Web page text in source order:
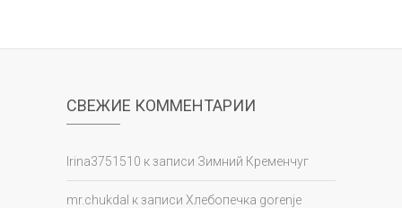
СВЕЖИЕ КОММЕНТАРИИ
Irina3751510 к записи Зимний Кременчуг
mr.chukdal к записи Хлебопечка gorenje